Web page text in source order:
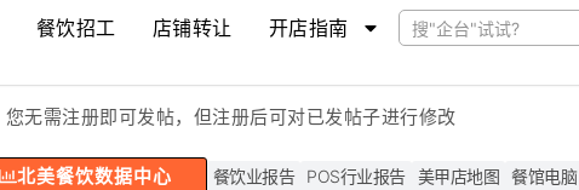
餐饮招工 店铺转让 开店指南
您无需注册即可发帖，但注册后可对已发帖子进行修改
北美餐饮数据中心 餐饮业报告 POS行业报告 美甲店地图 餐馆电脑